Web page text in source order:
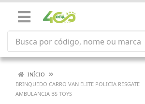
INÍCIO
BRINQUEDO CARRO VAN ELITE POLICIA RESGATE
AMBULANCIA BS TOYS